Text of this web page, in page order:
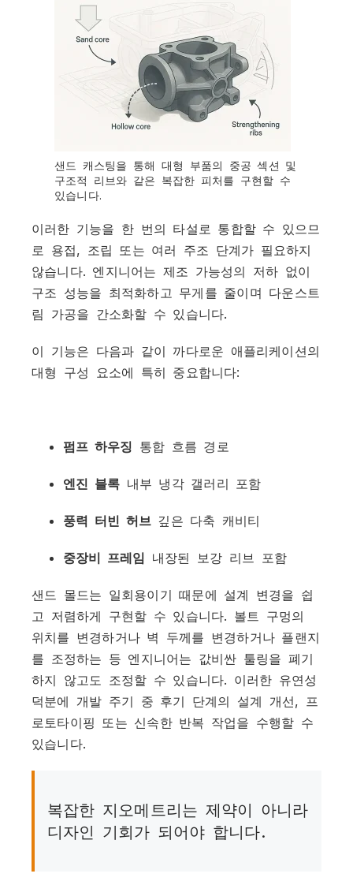
샌드 캐스팅을 통해 대형 부품의 중공 섹션 및
구조적 리브와 같은 복잡한 피처를 구현할 수
있습니다.
이러한 기능을 한 번의 타설로 통합할 수 있으므
로 용접, 조립 또는 여러 주조 단계가 필요하지
않습니다. 엔지니어는 제조 가능성의 저하 없이
구조 성능을 최적화하고 무게를 줄이며 다운스트
림 가공을 간소화할 수 있습니다.
이 기능은 다음과 같이 까다로운 애플리케이션의
대형 구성 요소에 특히 중요합니다:
펌프 하우징 통합 흐름 경로
엔진 블록 내부 냉각 갤러리 포함
풍력 터빈 허브 깊은 다축 캐비티
중장비 프레임 내장된 보강 리브 포함
샌드 몰드는 일회용이기 때문에 설계 변경을 쉽
고 저렴하게 구현할 수 있습니다. 볼트 구멍의
위치를 변경하거나 벽 두께를 변경하거나 플랜지
를 조정하는 등 엔지니어는 값비싼 툴링을 폐기
하지 않고도 조정할 수 있습니다. 이러한 유연성
덕분에 개발 주기 중 후기 단계의 설계 개선, 프
로토타이핑 또는 신속한 반복 작업을 수행할 수
있습니다.
복잡한 지오메트리는 제약이 아니라
디자인 기회가 되어야 합니다.